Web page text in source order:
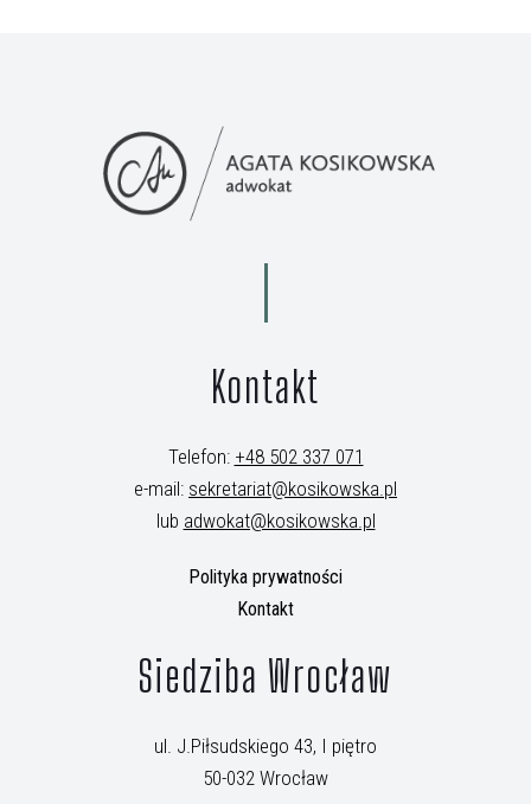
Kontakt
Telefon: +48 502 337 071
e-mail: sekretariat@kosikowska.pl
lub adwokat@kosikowska.pl
Polityka prywatności
Kontakt
Siedziba Wrocław
ul. J.Piłsudskiego 43, I piętro
50-032 Wrocław